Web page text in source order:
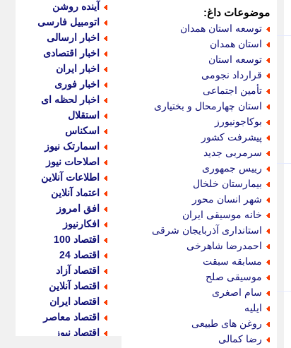
موضوعات داغ:
توسعه استان همدان
استان همدان
توسعه استان
قرارداد نجومی
تأمین اجتماعی
استان چهارمحال و بختیاری
بوکاجونیورز
پیشرفت کشور
سرمربی جدید
رییس جمهوری
بیمارستان خلخال
شهر انسان محور
خانه موسیقی ایران
استانداری آذربایجان شرقی
احمدرضا شاهرخی
مسابقه سبقت
موسیقی صلح
سام اصغری
ایلیه
روغن های طبیعی
رضا کمالی
آینده روشن
اتومبیل فارسی
اخبار ارسالی
اخبار اقتصادی
اخبار ایران
اخبار فوری
اخبار لحظه ای
استقلال
اسکناس
اسمارتک نیوز
اصلاحات نیوز
اطلاعات آنلاین
اعتماد آنلاین
افق امروز
افکارنیوز
اقتصاد 100
اقتصاد 24
اقتصاد آزاد
اقتصاد آنلاین
اقتصاد ایران
اقتصاد معاصر
اقتصاد نیوز